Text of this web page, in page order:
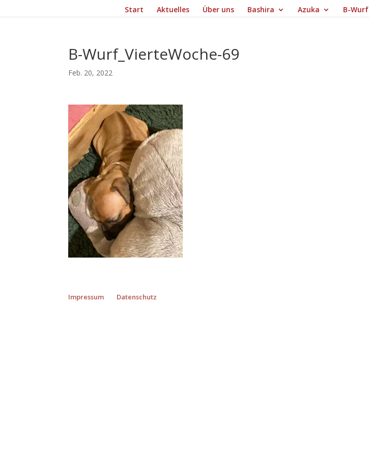
Start Aktuelles Über uns Bashira Azuka B-Wurf
B-Wurf_VierteWoche-69
Feb. 20, 2022
Impressum Datenschutz